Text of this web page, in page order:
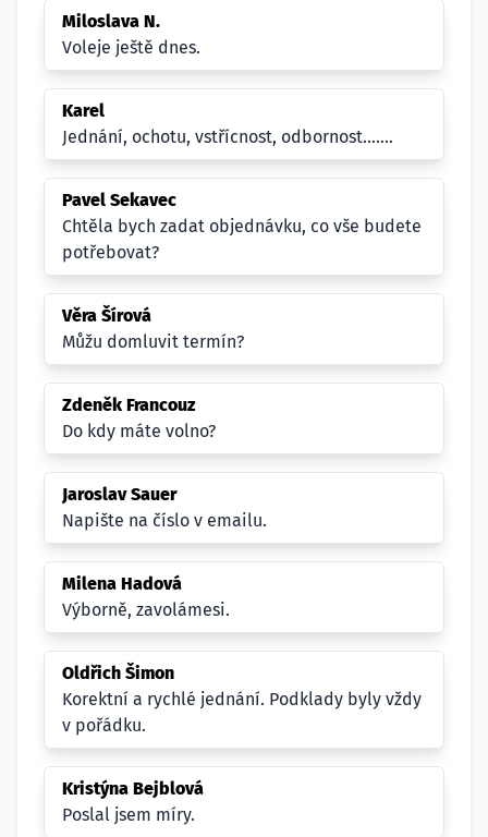
Miloslava N.
Voleje ještě dnes.
Karel
Jednání, ochotu, vstřícnost, odbornost.......
Pavel Sekavec
Chtěla bych zadat objednávku, co vše budete
potřebovat?
Věra Šírová
Můžu domluvit termín?
Zdeněk Francouz
Do kdy máte volno?
Jaroslav Sauer
Napište na číslo v emailu.
Milena Hadová
Výborně, zavolámesi.
Oldřich Šimon
Korektní a rychlé jednání. Podklady byly vždy
v pořádku.
Kristýna Bejblová
Poslal jsem míry.